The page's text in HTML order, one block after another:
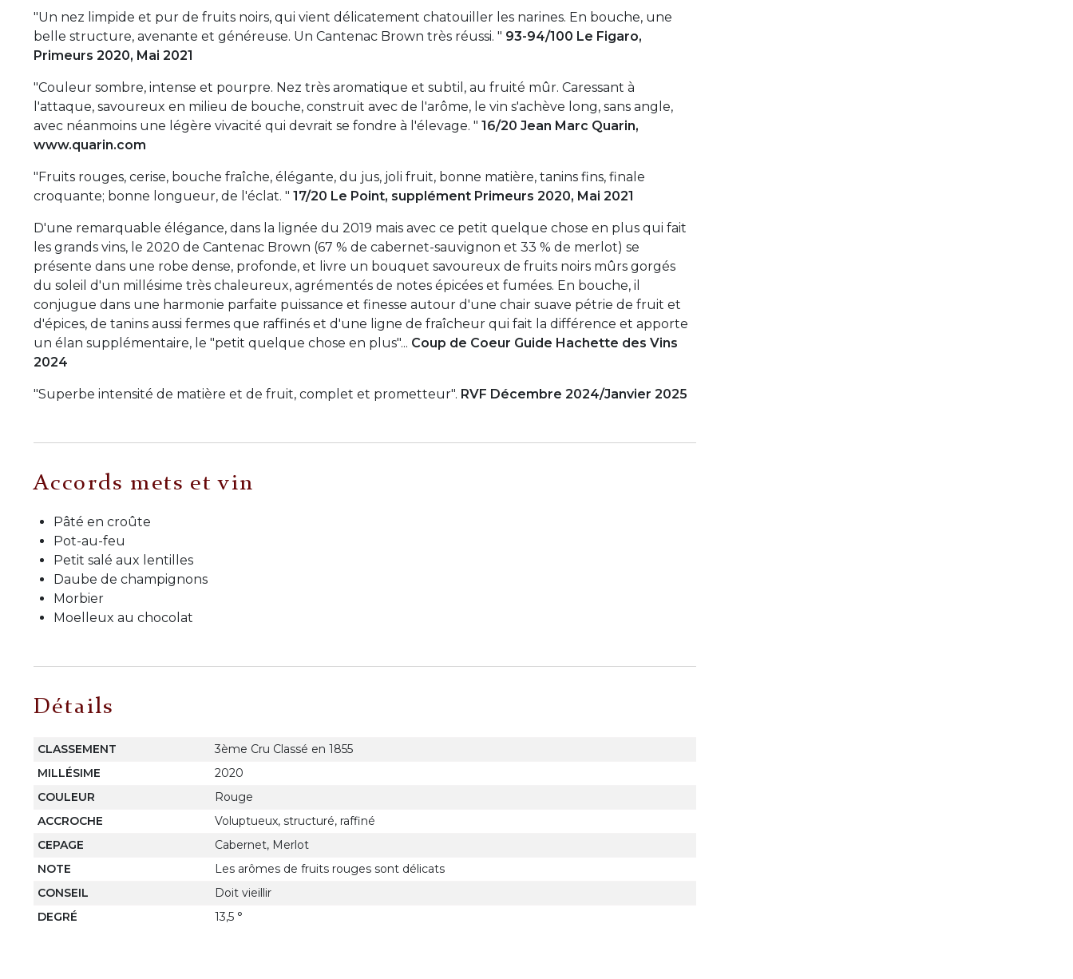
"Un nez limpide et pur de fruits noirs, qui vient délicatement chatouiller les narines. En bouche, une
belle structure, avenante et généreuse. Un Cantenac Brown très réussi. " 93-94/100 Le Figaro,
Primeurs 2020, Mai 2021
"Couleur sombre, intense et pourpre. Nez très aromatique et subtil, au fruité mûr. Caressant à
l'attaque, savoureux en milieu de bouche, construit avec de l'arôme, le vin s'achève long, sans angle,
avec néanmoins une légère vivacité qui devrait se fondre à l'élevage. " 16/20 Jean Marc Quarin,
www.quarin.com
"Fruits rouges, cerise, bouche fraîche, élégante, du jus, joli fruit, bonne matière, tanins fins, finale
croquante; bonne longueur, de l'éclat. " 17/20 Le Point, supplément Primeurs 2020, Mai 2021
D'une remarquable élégance, dans la lignée du 2019 mais avec ce petit quelque chose en plus qui fait
les grands vins, le 2020 de Cantenac Brown (67 % de cabernet-sauvignon et 33 % de merlot) se
présente dans une robe dense, profonde, et livre un bouquet savoureux de fruits noirs mûrs gorgés
du soleil d'un millésime très chaleureux, agrémentés de notes épicées et fumées. En bouche, il
conjugue dans une harmonie parfaite puissance et finesse autour d'une chair suave pétrie de fruit et
d'épices, de tanins aussi fermes que raffinés et d'une ligne de fraîcheur qui fait la différence et apporte
un élan supplémentaire, le "petit quelque chose en plus"... Coup de Coeur Guide Hachette des Vins
2024
"Superbe intensité de matière et de fruit, complet et prometteur". RVF Décembre 2024/Janvier 2025
Accords mets et vin
Pâté en croûte
Pot-au-feu
Petit salé aux lentilles
Daube de champignons
Morbier
Moelleux au chocolat
Détails
CLASSEMENT
3ème Cru Classé en 1855
MILLÉSIME
2020
COULEUR
Rouge
ACCROCHE
Voluptueux, structuré, raffiné
CEPAGE
Cabernet, Merlot
NOTE
Les arômes de fruits rouges sont délicats
CONSEIL
Doit vieillir
DEGRÉ
13,5 °